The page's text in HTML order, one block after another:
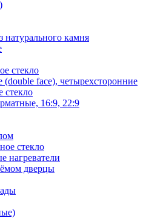
камня
стекло
(double face), четырехсторонние
стекло
16:9, 22:9
стекло
нагреватели
дверцы